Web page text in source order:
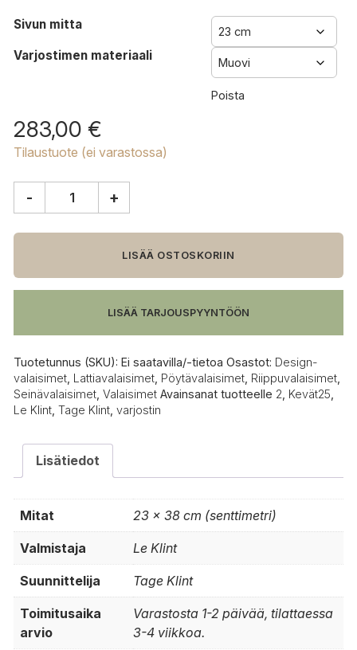
Sivun mitta
Varjostimen materiaali
Poista
283,00 €
Tilaustuote (ei varastossa)
2
määrä
- +
LISÄÄ OSTOSKORIIN
LISÄÄ TARJOUSPYYNTÖÖN
Tuotetunnus (SKU): Ei saatavilla/-tietoa Osastot: Design-
valaisimet Lattiavalaisimet Pöytävalaisimet Riippuvalaisimet
Seinävalaisimet Valaisimet Avainsanat tuotteelle 2 Kevät25
Le Klint Tage Klint varjostin
Lisätiedot
Mitat 23 × 38 cm (senttimetri)
Valmistaja Le Klint
Suunnittelija Tage Klint
Toimitusaika
arvio
Varastosta 1-2 päivää, tilattaessa
3-4 viikkoa.